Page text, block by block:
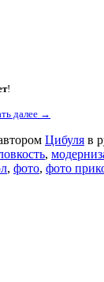
!
далее →
Цибуля в
,
, фото, фото